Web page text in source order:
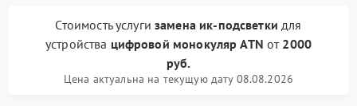
Стоимость услугизамена ик-подсветки для
устройства цифровой монокуляр ATN от 2000
руб.
Цена актуальна на текущую дату 08.08.2026